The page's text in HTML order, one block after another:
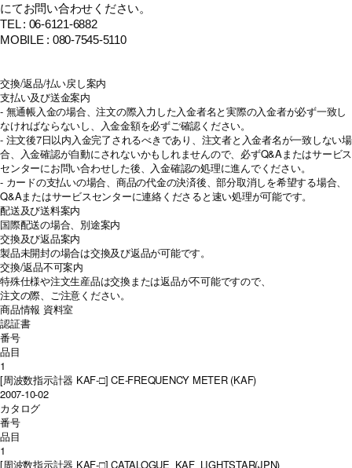
にてお問い合わせください。
TEL : 06-6121-6882
MOBILE : 080-7545-5110
交換/返品/払い戻し案内
支払い及び送金案内
- 無通帳入金の場合、注文の際入力した入金者名と実際の入金者が必ず一致し
なければならないし、入金金額を必ずご確認ください。
- 注文後7日以内入金完了されるべきであり、注文者と入金者名が一致しない場
合、入金確認が自動にされないかもしれませんので、必ずQ&Aまたはサービス
センターにお問い合わせした後、入金確認の処理に進んでください。
- カードの支払いの場合、商品の代金の決済後、部分取消しを希望する場合、
Q&Aまたはサービスセンターに連絡くださると速い処理が可能です。
配送及び送料案内
国際配送の場合、別途案内
交換及び返品案内
製品未開封の場合は交換及び返品が可能です。
交換/返品不可案内
特殊仕様や注文生産品は交換または返品が不可能ですので、
注文の際、ご注意ください。
商品情報 資料室
認証書
番号
品目
1
[周波数指示計器 KAF-□] CE-FREQUENCY METER (KAF)
2007-10-02
カタログ
番号
品目
1
[周波数指示計器 KAF-□] CATALOGUE_KAF_LIGHTSTAR(JPN)